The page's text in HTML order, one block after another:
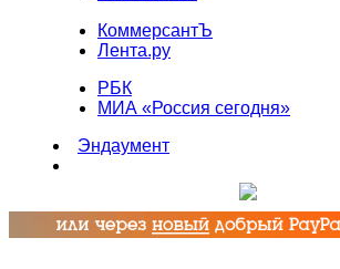
КоммерсантЪ
Лента.ру
РБК
МИА «Россия сегодня»
Эндаумент